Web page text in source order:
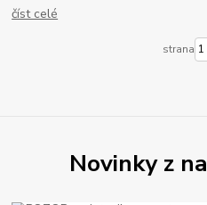
číst celé
strana
Novinky z